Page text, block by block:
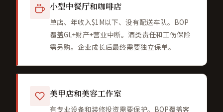
小型中餐厅和咖啡店
单店、年收入$1M以下、没有配送车队。BOP
覆盖GL+财产+营业中断。酒类责任和工伤保险
需另购。企业成长后最终需要独立保单。
美甲店和美容工作室
有专业设备和装修投资需要保护。BOP覆盖客